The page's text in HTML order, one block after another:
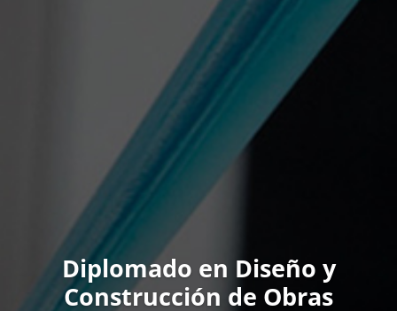
Diplomado en Diseño y
Construcción de Obras